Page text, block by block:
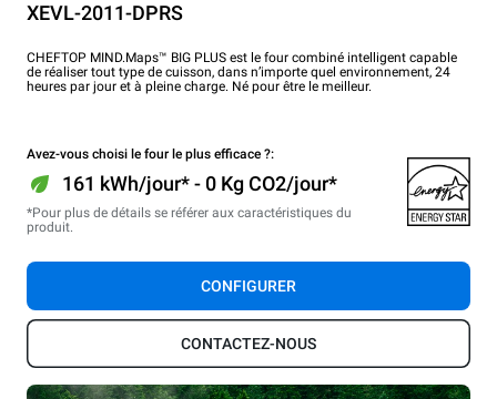
XEVL-2011-DPRS
CHEFTOP MIND.Maps™ BIG PLUS est le four combiné intelligent capable
de réaliser tout type de cuisson, dans n’importe quel environnement, 24
heures par jour et à pleine charge. Né pour être le meilleur.
Avez-vous choisi le four le plus efficace ?:
161 kWh/jour* - 0 Kg CO2/jour*
*Pour plus de détails se référer aux caractéristiques du
produit.
CONFIGURER
CONTACTEZ-NOUS